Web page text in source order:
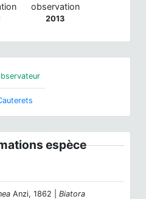
observation
2013
espèce
Anzi, 1862 | Biatora